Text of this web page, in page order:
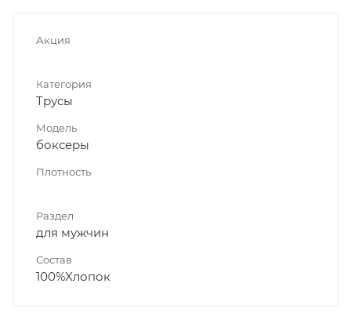
Акция
Категория
Трусы
Модель
боксеры
Плотность
Раздел
для мужчин
Состав
100%Xлопок